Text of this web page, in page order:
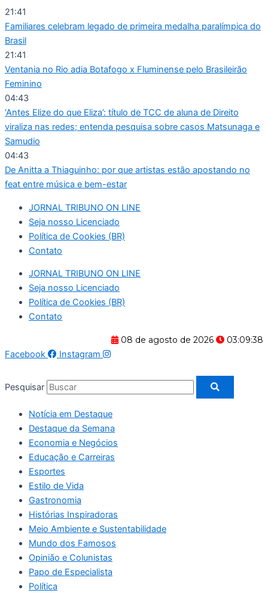
Ir
para
o
conteúdo
21:41
Familiares celebram legado de primeira medalha paralímpica do
Brasil
21:41
Ventania no Rio adia Botafogo x Fluminense pelo Brasileirão
Feminino
04:43
‘Antes Elize do que Eliza’: título de TCC de aluna de Direito
viraliza nas redes; entenda pesquisa sobre casos Matsunaga e
Samudio
04:43
De Anitta a Thiaguinho: por que artistas estão apostando no
feat entre música e bem-estar
JORNAL TRIBUNO ON LINE
Seja nosso Licenciado
Política de Cookies (BR)
Contato
JORNAL TRIBUNO ON LINE
Seja nosso Licenciado
Política de Cookies (BR)
Contato
08 de agosto de 2026
03:09:39
Facebook
Instagram
Pesquisar
Notícia em Destaque
Destaque da Semana
Economia e Negócios
Educação e Carreiras
Esportes
Estilo de Vida
Gastronomia
Histórias Inspiradoras
Meio Ambiente e Sustentabilidade
Mundo dos Famosos
Opinião e Colunistas
Papo de Especialista
Política